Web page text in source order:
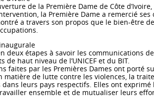
de la Première Dame de Côte
la Première Dame a remercié
a travers son propos que le bien-être
deux étapes à savoir les communications
de haut niveau de l’UNICEF et du BIT.
faites par les Premières Dames ont porté
matière de lutte contre les violences, la
leurs pays respectifs. Elles ont
ensemble et de mutualiser leurs